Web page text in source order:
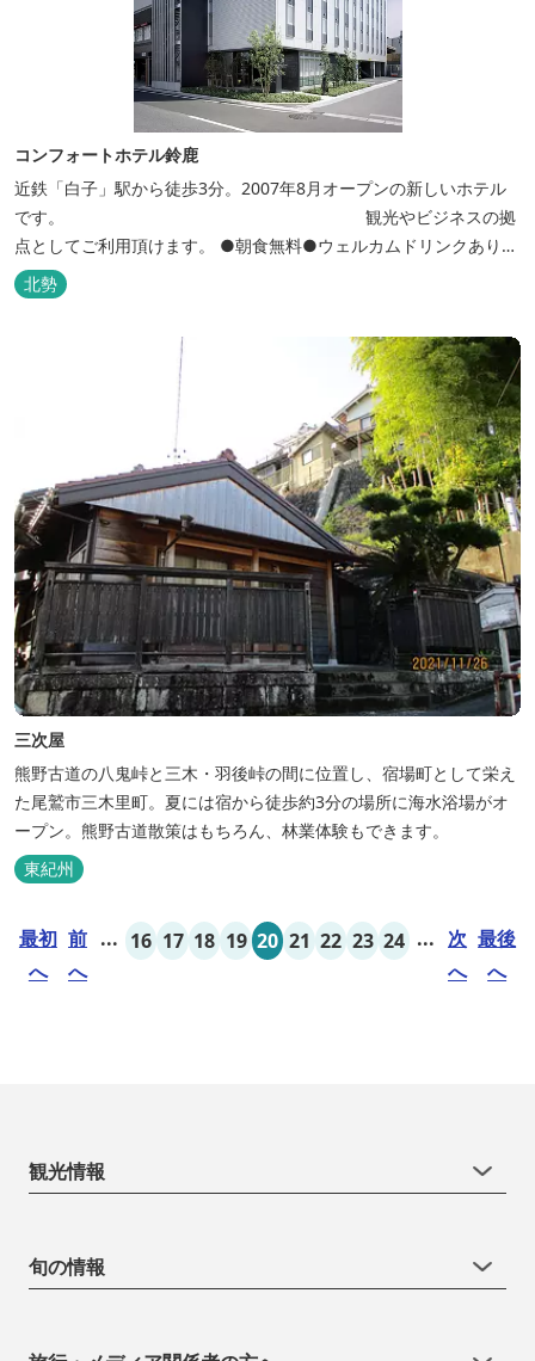
コンフォートホテル鈴鹿
近鉄「白子」駅から徒歩3分。2007年8月オープンの新しいホテル
です。 観光やビジネスの拠
点としてご利用頂けます。 ●朝食無料●ウェルカムドリンクあり●
全館無線ＬＡＮ対応● ●バリアフリー対応のユニバーサルルームあ
り●
北勢
三次屋
熊野古道の八鬼峠と三木・羽後峠の間に位置し、宿場町として栄え
た尾鷲市三木里町。夏には宿から徒歩約3分の場所に海水浴場がオ
ープン。熊野古道散策はもちろん、林業体験もできます。
東紀州
最初
へ
前
へ
... 16 17 18 19 20 21 22 23 24 ... 次
へ
最後
へ
観光情報
旬の情報